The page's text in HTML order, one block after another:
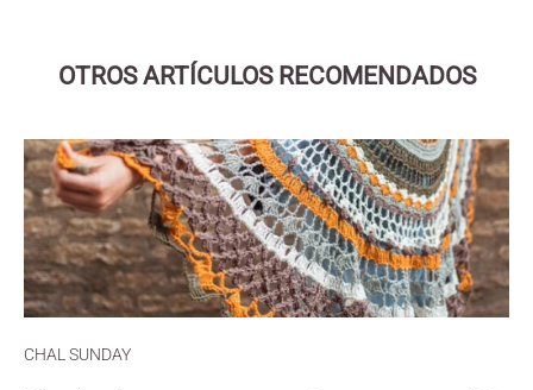
OTROS ARTÍCULOS RECOMENDADOS
CHAL SUNDAY